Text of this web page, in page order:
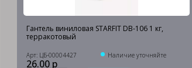
Гантель виниловая STARFIT DB-106 1 кг,
терракотовый
Арт: ЦБ-00004427 Наличие уточняйте
26.00 р